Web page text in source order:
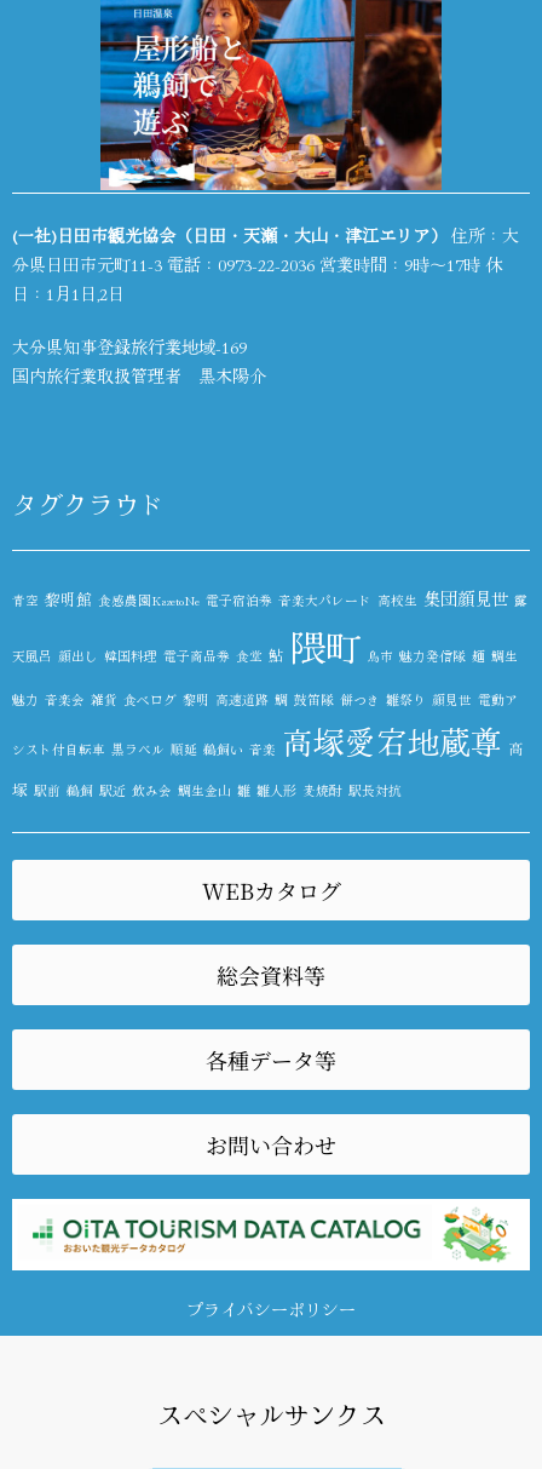
(一社)日田市観光協会（日田・天瀬・大山・津江エリア） 住所：大
分県日田市元町11-3 電話： 0973-22-2036 営業時間：9時～17時 休
日：1月1日,2日
大分県知事登録旅行業地域-169
国内旅行業取扱管理者 黒木陽介
タグクラウド
青空 黎明館 食感農園KazetoNe 電子宿泊券 音楽大パレード 高校生 集団顔見世 露
天風呂 顔出し 韓国料理 電子商品券 食堂 鮎 隈町 鳥市 魅力発信隊 麺 鯛生
魅力 音楽会 雑貨 食べログ 黎明 高速道路 鯛 鼓笛隊 餅つき 雛祭り 顔見世 電動ア
シスト付自転車 黒ラベル 順延 鵜飼い 音楽 高塚愛宕地蔵尊 高
塚 駅前 鵜飼 駅近 飲み会 鯛生金山 雛 雛人形 麦焼酎 駅長対抗
WEBカタログ
総会資料等
各種データ等
お問い合わせ
プライバシーポリシー
スペシャルサンクス